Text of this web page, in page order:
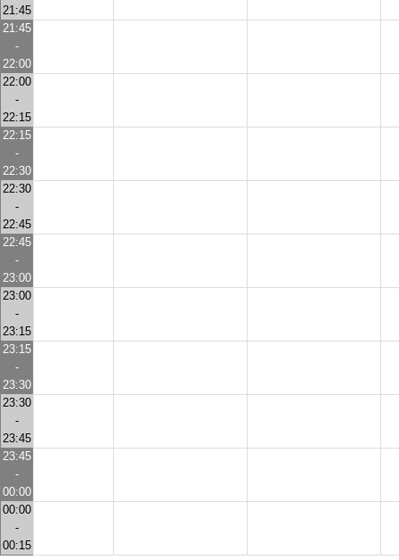
21:45
21:45
-
22:00
22:00
-
22:15
22:15
-
22:30
22:30
-
22:45
22:45
-
23:00
23:00
-
23:15
23:15
-
23:30
23:30
-
23:45
23:45
-
00:00
00:00
-
00:15